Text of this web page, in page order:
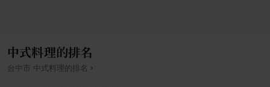
中式料理的排名
台中市 中式料理 的排名 ›